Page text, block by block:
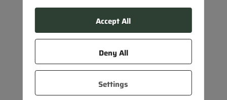
Hier entlang
Accept All
Deny All
Settings